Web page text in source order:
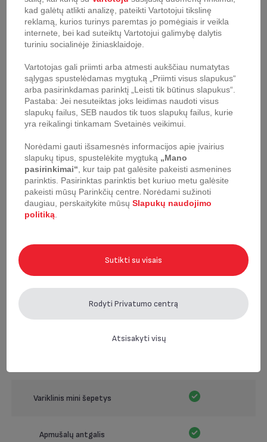
Filtravimas
Putos + ciklonas + didelio
efektyvumo filtras
Filtravimo lygis (-iai)
Elektros laido ilgis 6.2 m
Naudojimo spindulys 8.8 m
Rankena
Ergo Comfort Silence
rankena su Easy Brush
Laikymo sistema 1
galiniai ratai
Vamzdis
Variklinis mini šepetys
Apmušalų antgalis
kad galėtų atlikti analizę, pateikti Vartotojui tikslinę
reklamą, kurios turinys paremtas jo pomėgiais ir veikla
internete, bei kad suteiktų Vartotojui galimybę dalytis
turiniu socialinėje žiniasklaidoje.
Vartotojas gali priimti arba atmesti aukščiau numatytas
sąlygas spustelėdamas mygtuką „Priimti visus slapukus“
arba pasirinkdamas parinktį „Leisti tik būtinus slapukus“.
Pastaba: Jei nesuteiktas joks leidimas naudoti visus
slapukų failus, SEB naudos tik tuos slapukų failus, kurie
yra reikalingi tinkamam Svetainės veikimui.
Norėdami gauti išsamesnės informacijos apie įvairius
slapukų tipus, spustelėkite mygtuką „Mano
pasirinkimai“ , kur taip pat galėsite pakeisti asmenines
parinktis. Pasirinktas parinktis bet kuriuo metu galėsite
pakeisti mūsų Parinkčių centre. Norėdami sužinoti
daugiau, perskaitykite mūsų Slapukų naudojimo
politiką
Sutikti su visais
Rodyti Privatumo centrą
Atsisakyti visų